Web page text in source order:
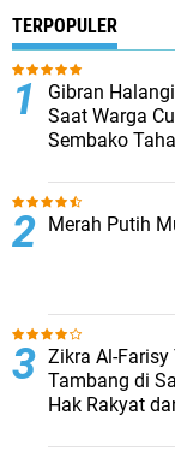
TERPOPULER
Gibran
Saat Warga
Sembako
Merah Putih
Zikra Al-
Tambang di
Hak Rakyat